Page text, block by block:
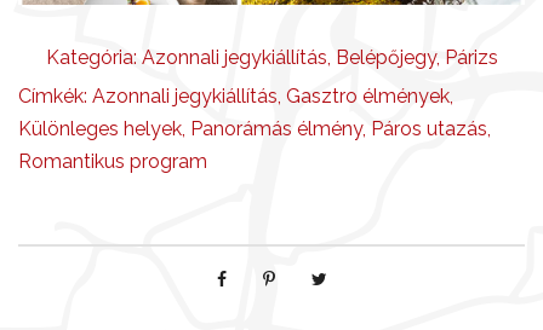
Kategória: Azonnali jegykiállítás, Belépőjegy, Párizs
Címkék: Azonnali jegykiállítás, Gasztro élmények,
Különleges helyek, Panorámás élmény, Páros utazás,
Romantikus program